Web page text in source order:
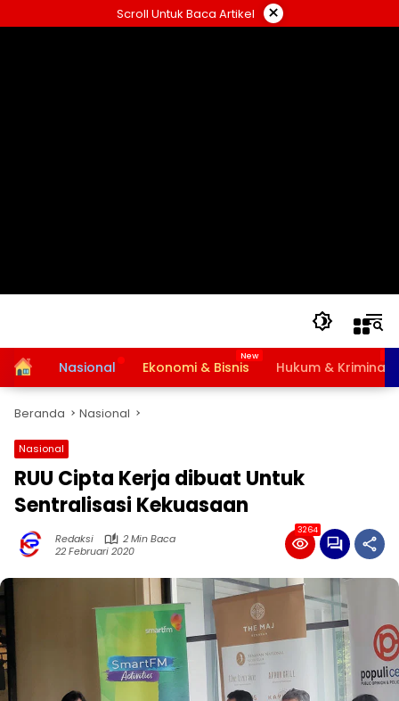
ke
Scroll Untuk Baca Artikel ×
HomeNasional Ekonomi & Bisnis Hukum & Kriminal
Beranda Nasional
Nasional
RUU Cipta Kerja dibuat Untuk
Sentralisasi Kekuasaan
Redaksi
2 Min Baca
22 Februari 2020
3264